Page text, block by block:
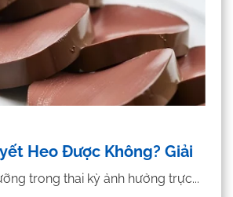
Heo Được Không? Giải
trong thai kỳ ảnh hưởng trực...